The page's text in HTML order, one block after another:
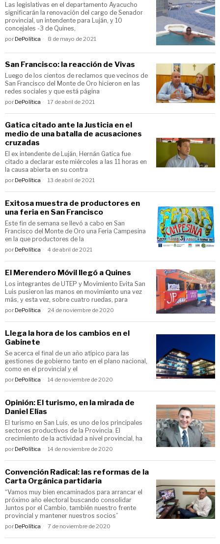
Las legislativas en el departamento Ayacucho
significarán la renovación del cargo de Senador
provincial, un intendente para Luján, y 10
concejales -3 de Quines,
por DePolítica 8 de mayo de 2021
San Francisco: la reacción de Vivas
Luego de los cientos de reclamos que vecinos de
San Francisco del Monte de Oro hicieron en las
redes sociales y que está página
por DePolítica 17 de abril de 2021
Gatica citado ante la Justicia en el
medio de una batalla de acusaciones
cruzadas
El ex intendente de Luján, Hernán Gatica fue
citado a declarar este miércoles a las 11 horas en
la causa abierta en su contra
por DePolítica 13 de abril de 2021
Exitosa muestra de productores en
una feria en San Francisco
Este fin de semana se llevó a cabo en San
Francisco del Monte de Oro una Feria Campesina
en la que productores de la
por DePolítica 4 de abril de 2021
El Merendero Móvil llegó a Quines
Los integrantes de UTEP y Movimiento Evita San
Luis pusieron las manos en movimiento una vez
más, y esta vez, sobre cuatro ruedas, para
por DePolítica 24 de noviembre de 2020
Llega la hora de los cambios en el
Gabinete
Se acerca el final de un año atípico para las
gestiones de gobierno tanto en el plano nacional,
como en el provincial y el
por DePolítica 14 de noviembre de 2020
Opinión: El turismo, en la mirada de
Daniel Elías
El turismo en San Luis, es uno de los principales
sectores productivos de la Provincia. El
crecimiento de la actividad a nivel provincial, ha
por DePolítica 14 de noviembre de 2020
Convención Radical: las reformas de la
Carta Orgánica partidaria
“Vamos muy bien encaminados para arrancar el
próximo año electoral buscando consolidar
Juntos por el Cambio, también nuestro frente
provincial y mantener nuestros socios”
por DePolítica 7 de noviembre de 2020